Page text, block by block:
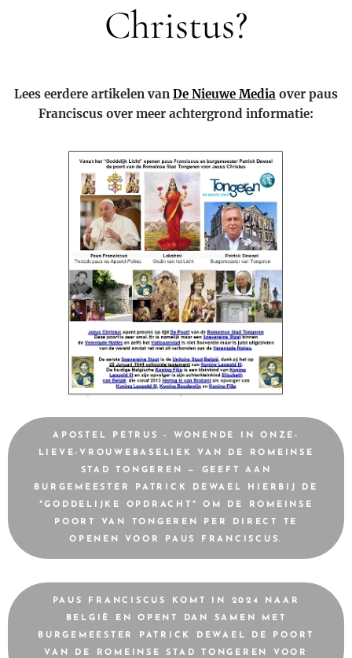
Christus?
Lees eerdere artikelen van De Nieuwe Media over paus
Franciscus over meer achtergrond informatie:
APOSTEL PETRUS - WONENDE IN ONZE-
LIEVE-VROUWEBASELIEK VAN DE ROMEINSE
STAD TONGEREN — GEEFT AAN
BURGEMEESTER PATRICK DEWAEL HIERBIJ DE
"GODDELIJKE OPDRACHT" OM DE ROMEINSE
POORT VAN TONGEREN PER DIRECT TE
OPENEN VOOR PAUS FRANCISCUS.
PAUS FRANCISCUS KOMT IN 2024 NAAR
BELGIË EN OPENT DAN SAMEN MET
BURGEMEESTER PATRICK DEWAEL DE POORT
VAN DE ROMEINSE STAD TONGEREN VOOR